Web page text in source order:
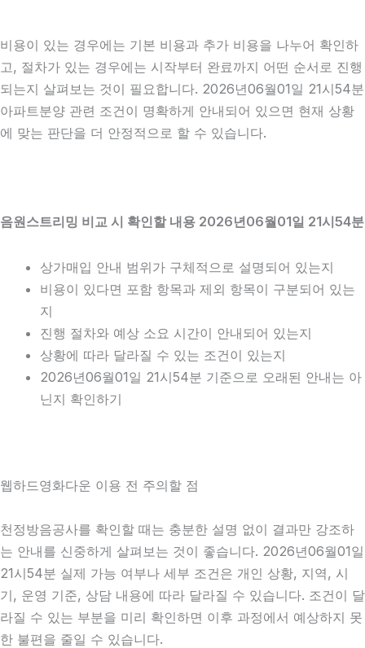
비용이 있는 경우에는 기본 비용과 추가 비용을 나누어 확인하
고, 절차가 있는 경우에는 시작부터 완료까지 어떤 순서로 진행
되는지 살펴보는 것이 필요합니다. 2026년06월01일 21시54분
아파트분양 관련 조건이 명확하게 안내되어 있으면 현재 상황
에 맞는 판단을 더 안정적으로 할 수 있습니다.
음원스트리밍 비교 시 확인할 내용 2026년06월01일 21시54분
상가매입 안내 범위가 구체적으로 설명되어 있는지
비용이 있다면 포함 항목과 제외 항목이 구분되어 있는
지
진행 절차와 예상 소요 시간이 안내되어 있는지
상황에 따라 달라질 수 있는 조건이 있는지
2026년06월01일 21시54분 기준으로 오래된 안내는 아
닌지 확인하기
웹하드영화다운 이용 전 주의할 점
천정방음공사를 확인할 때는 충분한 설명 없이 결과만 강조하
는 안내를 신중하게 살펴보는 것이 좋습니다. 2026년06월01일
21시54분 실제 가능 여부나 세부 조건은 개인 상황, 지역, 시
기, 운영 기준, 상담 내용에 따라 달라질 수 있습니다. 조건이 달
라질 수 있는 부분을 미리 확인하면 이후 과정에서 예상하지 못
한 불편을 줄일 수 있습니다.